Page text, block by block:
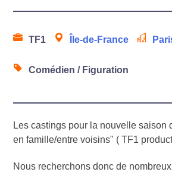
TF1 Île-de-France
Comédien / Figuration
Les castings pour la nouvelle saison
en famille/entre voisins" ( TF1
Nous recherchons donc de